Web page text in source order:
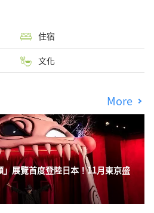
住宿
文化
More
展覽首度登陸日本！11月東京盛